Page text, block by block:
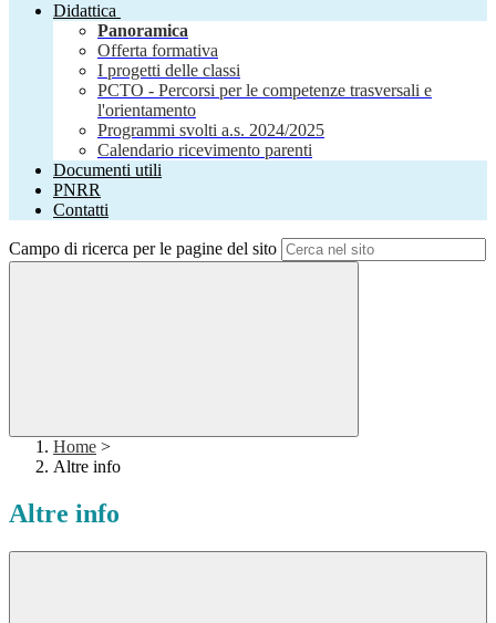
Didattica
Panoramica
Offerta formativa
I progetti delle classi
PCTO - Percorsi per le competenze trasversali e
l'orientamento
Programmi svolti a.s. 2024/2025
Calendario ricevimento parenti
Documenti utili
PNRR
Contatti
Campo di ricerca per le pagine del sito
Home >
Altre info
Altre info